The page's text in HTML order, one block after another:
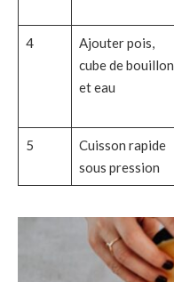
4
Ajouter pois,
cube de bouillon
et eau
5
Cuisson rapide
sous pression